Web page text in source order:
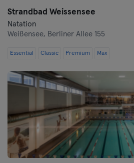
Strandbad Weissensee
Natation
Weißensee, Berliner Allee 155
Essential Classic Premium Max
Munich
Oberhausen
Passau
Potsdam
Ravensburg